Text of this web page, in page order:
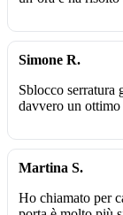
Simone R.
Sblocco serratura
davvero un
Martina S.
Ho chiamato per